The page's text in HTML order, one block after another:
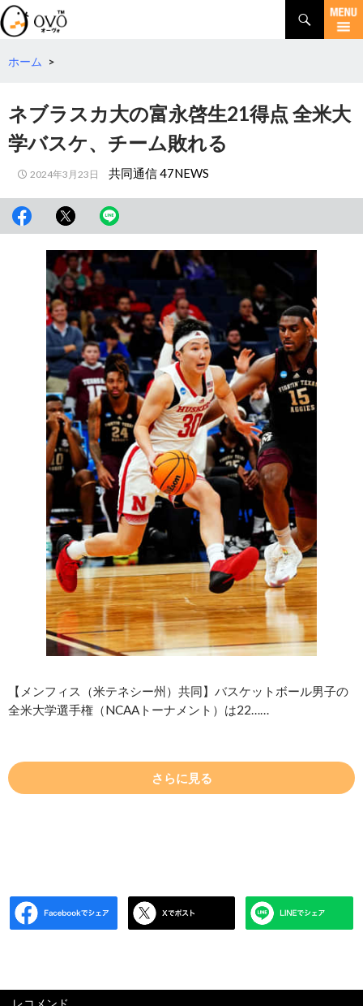
検
索
コ
テ
動
ホーム >
ネブラスカ大の富永啓生21得点 全米大
学バスケ、チーム敗れる
2024年3月23日 共同通信 47NEWS
【メンフィス（米テネシー州）共同】バスケットボール男子の
全米大学選手権（NCAAトーナメント）は22……
さらに見る